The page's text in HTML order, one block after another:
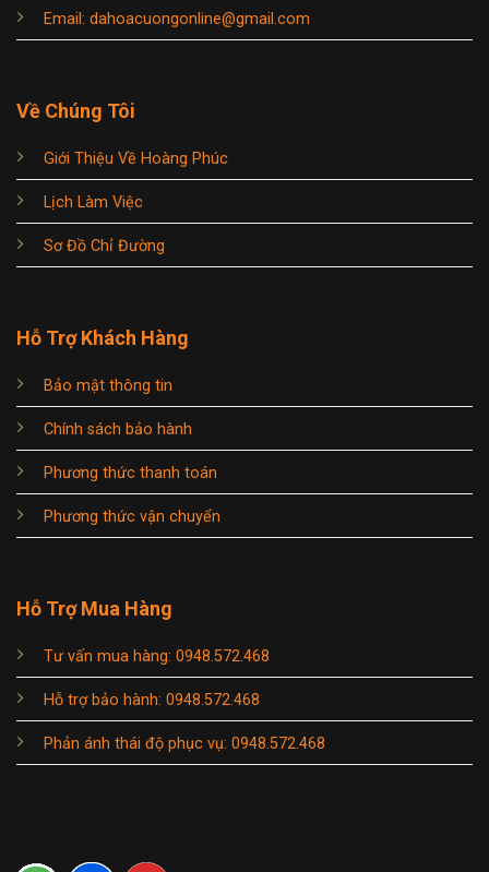
Email: dahoacuongonline@gmail.com
Về Chúng Tôi
Giới Thiệu Về Hoàng Phúc
Lịch Làm Việc
Sơ Đồ Chỉ Đường
Hỗ Trợ Khách Hàng
Bảo mật thông tin
Chính sách bảo hành
Phương thức thanh toán
Phương thức vận chuyển
Hỗ Trợ Mua Hàng
Tư vấn mua hàng: 0948.572.468
Hỗ trợ bảo hành: 0948.572.468
Phản ánh thái độ phục vụ: 0948.572.468